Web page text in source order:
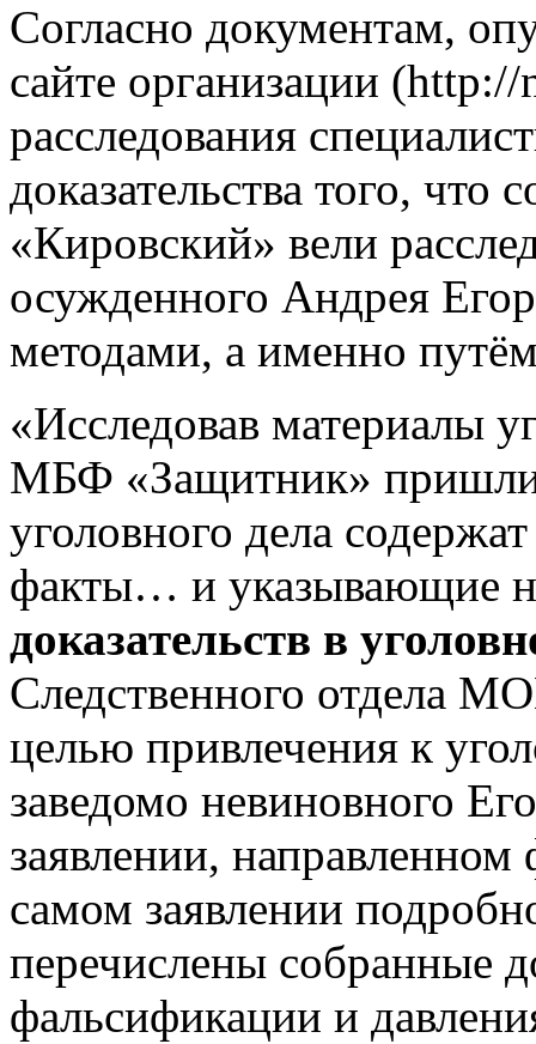
Согласно документам,
сайте организации
расследования
доказательства того,
«Кировский» вели
осужденного Андрея
методами, а именно
«Исследовав материалы
МБФ «Защитник» пришли
уголовного дела
факты… и указывающие
доказательств в
Следственного отдела
целью привлечения к
заведомо невиновного
заявлении,
самом заявлении
перечислены собранные
фальсификации и